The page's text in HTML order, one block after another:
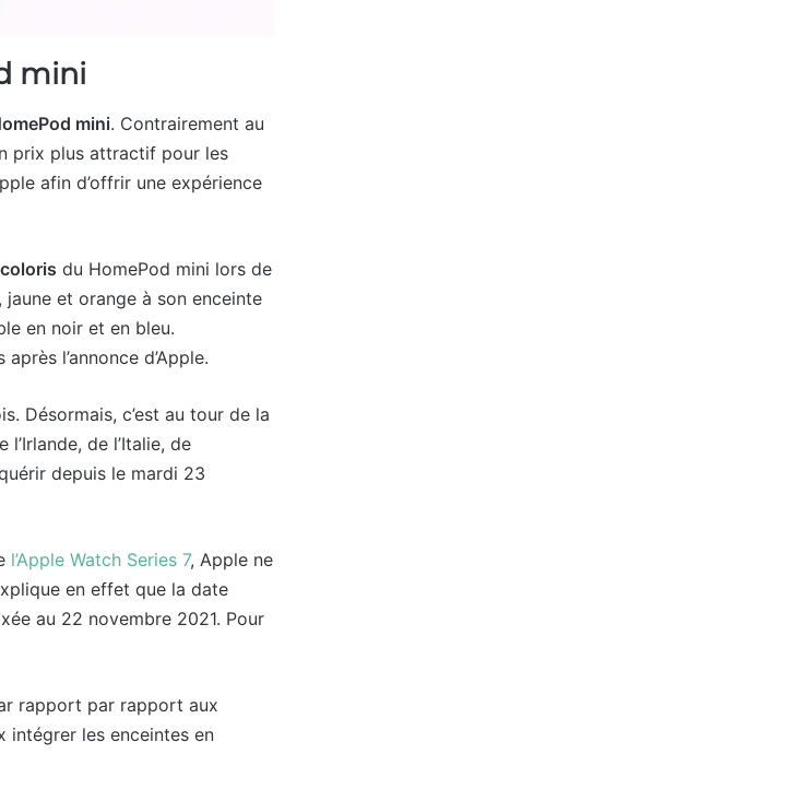
mini
mini. Contrairement au
prix plus attractif pour les
afin d’offrir une expérience
du HomePod mini lors de
et orange à son enceinte
en noir et en bleu.
l’annonce d’Apple.
Désormais, c’est au tour de la
l’Irlande, de l’Italie, de
depuis le mardi 23
l’Apple Watch Series 7, Apple ne
en effet que la date
au 22 novembre 2021. Pour
rapport par rapport aux
intégrer les enceintes en